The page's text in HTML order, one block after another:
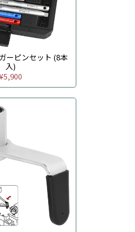
ーピンセット (8本
入)